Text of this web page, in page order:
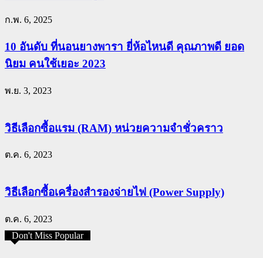
ก.พ. 6, 2025
10 อันดับ ที่นอนยางพารา ยี่ห้อไหนดี คุณภาพดี ยอด
นิยม คนใช้เยอะ 2023
พ.ย. 3, 2023
วิธีเลือกซื้อแรม (RAM) หน่วยความจำชั่วคราว
ต.ค. 6, 2023
วิธีเลือกซื้อเครื่องสำรองจ่ายไฟ (Power Supply)
ต.ค. 6, 2023
Don't Miss Popular